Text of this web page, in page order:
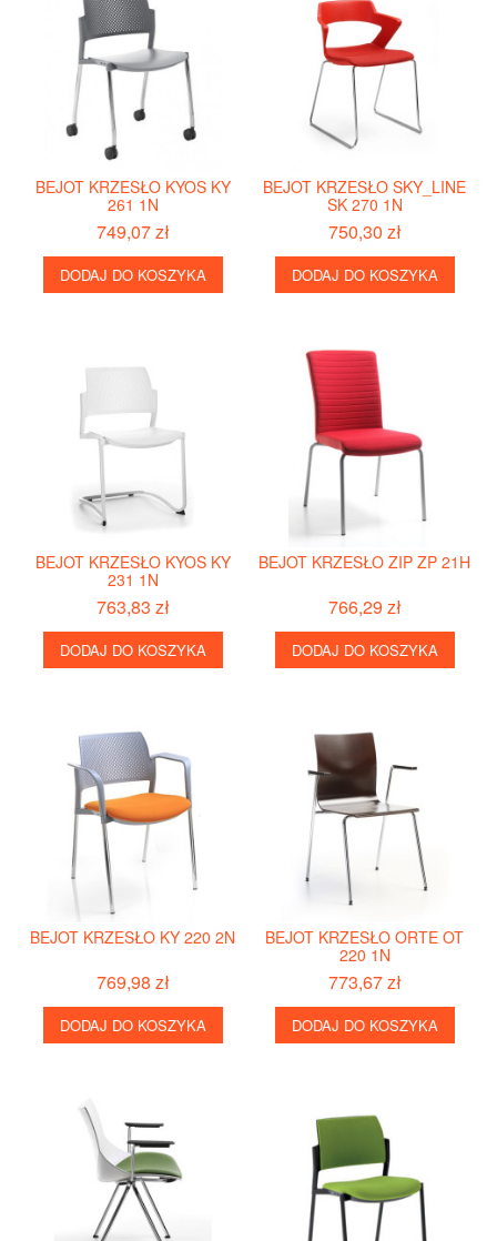
BEJOT KRZESŁO KYOS KY
261 1N
749,07 zł
DODAJ DO KOSZYKA
BEJOT KRZESŁO SKY_LINE
SK 270 1N
750,30 zł
DODAJ DO KOSZYKA
BEJOT KRZESŁO KYOS KY
231 1N
763,83 zł
DODAJ DO KOSZYKA
BEJOT KRZESŁO ZIP ZP 21H
766,29 zł
DODAJ DO KOSZYKA
BEJOT KRZESŁO KY 220 2N
769,98 zł
DODAJ DO KOSZYKA
BEJOT KRZESŁO ORTE OT
220 1N
773,67 zł
DODAJ DO KOSZYKA